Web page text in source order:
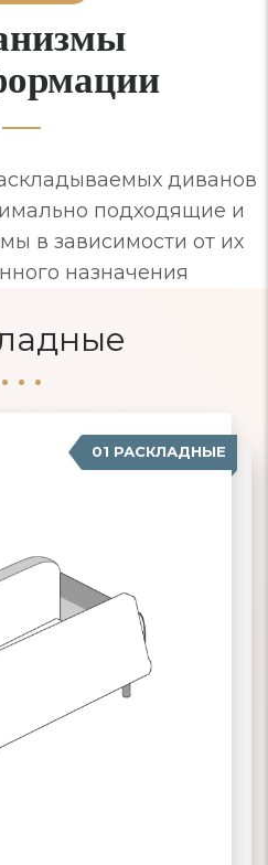
диванов
подходящие и
в зависимости от их
назначения
01 РАСКЛАДНЫЕ